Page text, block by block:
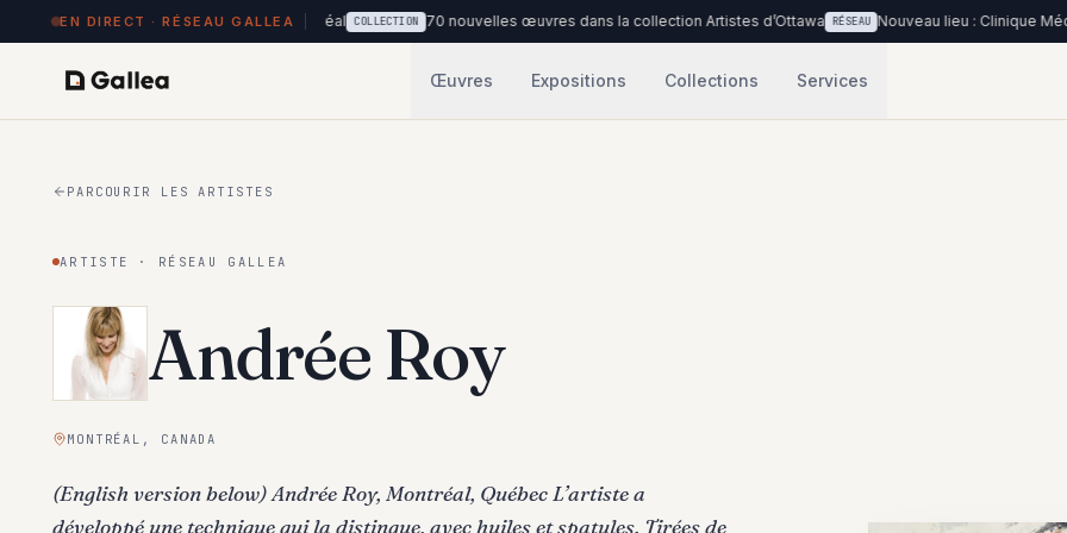
EN DIRECT · RÉSEAU GALLEA
à Hôtel de l'ITHQ · Montréal COLLECTION 70 nouvelles œuvres dans la collection Artistes d’Ottawa RÉSEAU Nouveau lieu : Clinique Médicale
Œuvres Expositions Collections Services
PARCOURIR LES ARTISTES
ARTISTE · RÉSEAU GALLEA
Andrée Roy
MONTRÉAL, CANADA
(English version below) Andrée Roy, Montréal, Québec L’artiste a
développé une technique qui la distingue, avec huiles et spatules. Tirées de